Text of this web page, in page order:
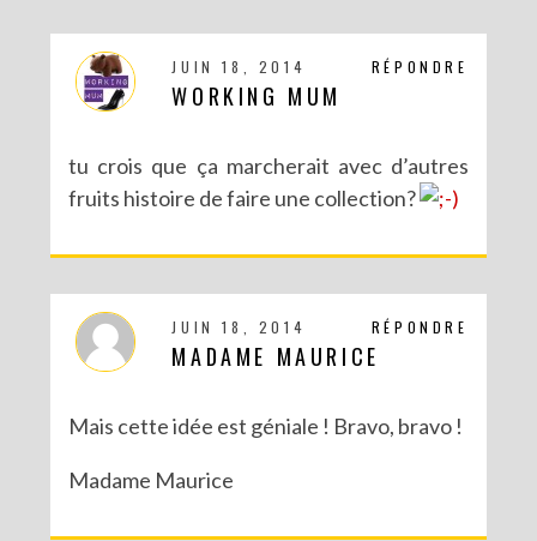
RÉPONDRE
JUIN 18, 2014
WORKING MUM
tu crois que ça marcherait avec d’autres
fruits histoire de faire une collection?
RÉPONDRE
JUIN 18, 2014
MADAME MAURICE
Mais cette idée est géniale ! Bravo, bravo !
Madame Maurice